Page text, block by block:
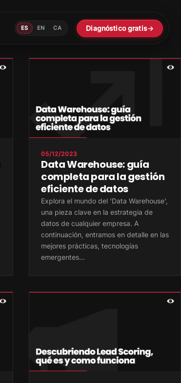
ES EN CA Diagnóstico gratis→
05/12/2023
Data Warehouse: guía
completa para la gestión
eficiente de datos
Explora el mundo del 'Data Warehouse',
una pieza clave en la estrategia de
datos de cualquier empresa. A
continuación, entramos en detalle en las
mejores prácticas, tecnologías
emergentes…